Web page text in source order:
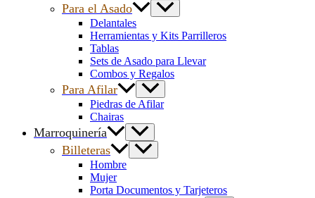
Para el Asado
Delantales
Herramientas y Kits Parrilleros
Tablas
Sets de Asado para Llevar
Combos y Regalos
Para Afilar
Piedras de Afilar
Chairas
Marroquinería
Billeteras
Hombre
Mujer
Porta Documentos y Tarjeteros